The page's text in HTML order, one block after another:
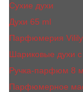
Сухие духи
Духи 65 ml
Парфюмерия
Шариковые духи
Ручка-парфюм 8
Парфюмерное